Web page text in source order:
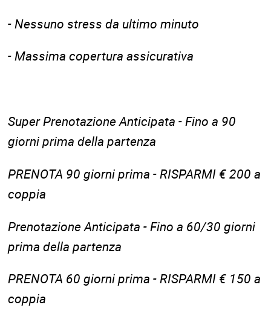
- Nessuno stress da ultimo minuto
- Massima copertura assicurativa
Super Prenotazione Anticipata - Fino a 90
giorni prima della partenza
PRENOTA 90 giorni prima - RISPARMI € 200 a
coppia
Prenotazione Anticipata - Fino a 60/30 giorni
prima della partenza
PRENOTA 60 giorni prima - RISPARMI € 150 a
coppia